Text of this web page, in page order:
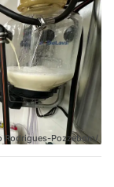
Rodrigues-Pozzebom/